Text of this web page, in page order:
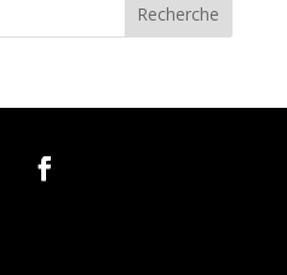
Recherche